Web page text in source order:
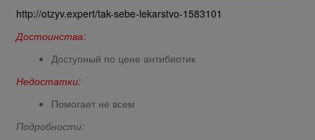
http://otzyv.expert/tak-sebe-lekarstvo-1583101
Достоинства:
Доступный по цене антибиотик
Недостатки:
Помогает не всем
Подробности: